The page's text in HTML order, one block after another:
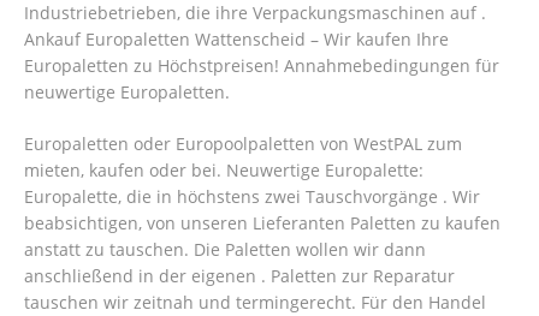
Industriebetrieben, die ihre Verpackungsmaschinen auf .
Ankauf Europaletten Wattenscheid – Wir kaufen Ihre
Europaletten zu Höchstpreisen! Annahmebedingungen für
neuwertige Europaletten.
Europaletten oder Europoolpaletten von WestPAL zum
mieten, kaufen oder bei. Neuwertige Europalette:
Europalette, die in höchstens zwei Tauschvorgänge . Wir
beabsichtigen, von unseren Lieferanten Paletten zu kaufen
anstatt zu tauschen. Die Paletten wollen wir dann
anschließend in der eigenen . Paletten zur Reparatur
tauschen wir zeitnah und termingerecht. Für den Handel